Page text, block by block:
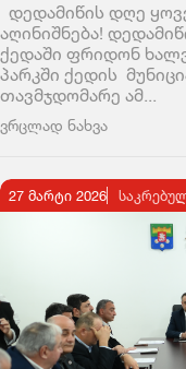
დედამიწის დღე
აღინიშნება!
ქედაში ფრიდონ
პარკში ქედის
თავმჯდომარე ამ...
ვრცლად ნახვა
27 მარტი 2026